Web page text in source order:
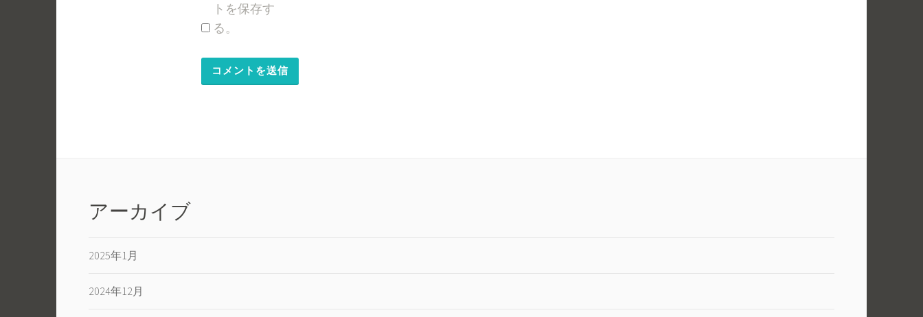
トを保存す
る。
アーカイブ
2025年1月
2024年12月